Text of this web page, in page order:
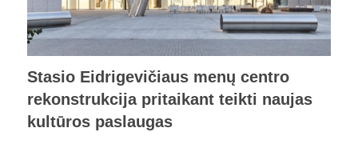
Stasio Eidrigevičiaus menų centro
rekonstrukcija pritaikant teikti naujas
kultūros paslaugas